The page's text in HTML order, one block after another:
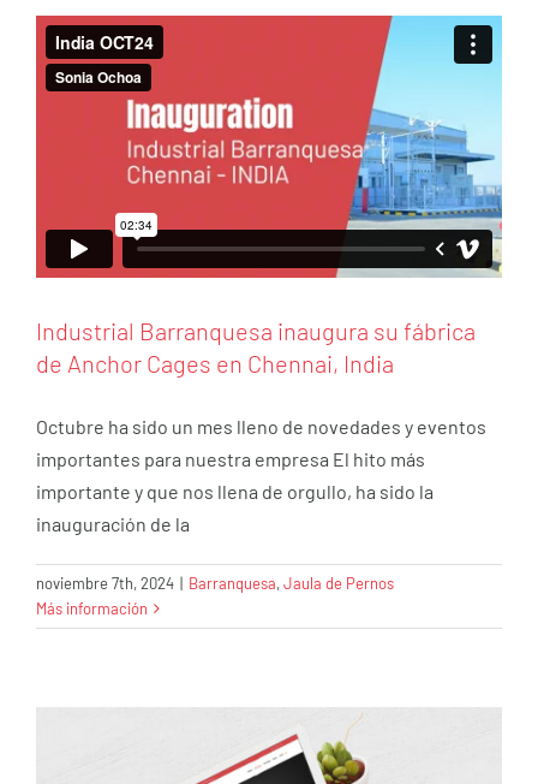
Industrial Barranquesa inaugura su fábrica
de Anchor Cages en Chennai, India
Octubre ha sido un mes lleno de novedades y eventos
importantes para nuestra empresa El hito más
importante y que nos llena de orgullo, ha sido la
inauguración de la
noviembre 7th, 2024 | Barranquesa,Jaula de Pernos
Más información
Barranquesa
Barranquesa Energía Eólica